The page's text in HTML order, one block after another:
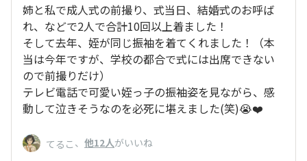
姉と私で成人式の前撮り、式当日、結婚式のお呼ば
れ、などで2人で合計10回以上着ました！
そして去年、姪が同じ振袖を着てくれました！（本
当は今年ですが、学校の都合で式には出席できない
ので前撮りだけ）
テレビ電話で可愛い姪っ子の振袖姿を見ながら、感
動して泣きそうなのを必死に堪えました(笑)😭❤️
てるこ 、 他12人がいいね